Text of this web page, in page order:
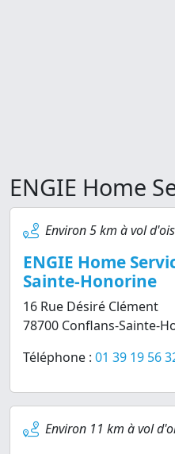
ENGIE Home
Environ 5 km à vol
ENGIE Home
Sainte-Honorine
16 Rue Désiré Clément
78700 Conflans-Sainte-
Téléphone : 01 39 19 56
Environ 11 km à vol